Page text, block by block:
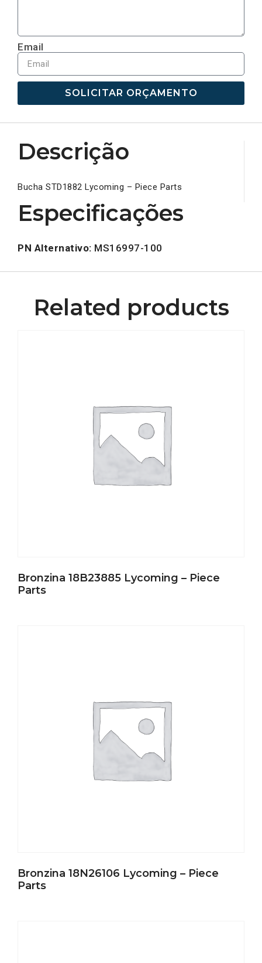
Email
SOLICITAR ORÇAMENTO
Descrição
Bucha STD1882 Lycoming – Piece Parts
Especificações
PN Alternativo: MS16997-100
Related products
Bronzina 18B23885 Lycoming – Piece
Parts
Bronzina 18N26106 Lycoming – Piece
Parts